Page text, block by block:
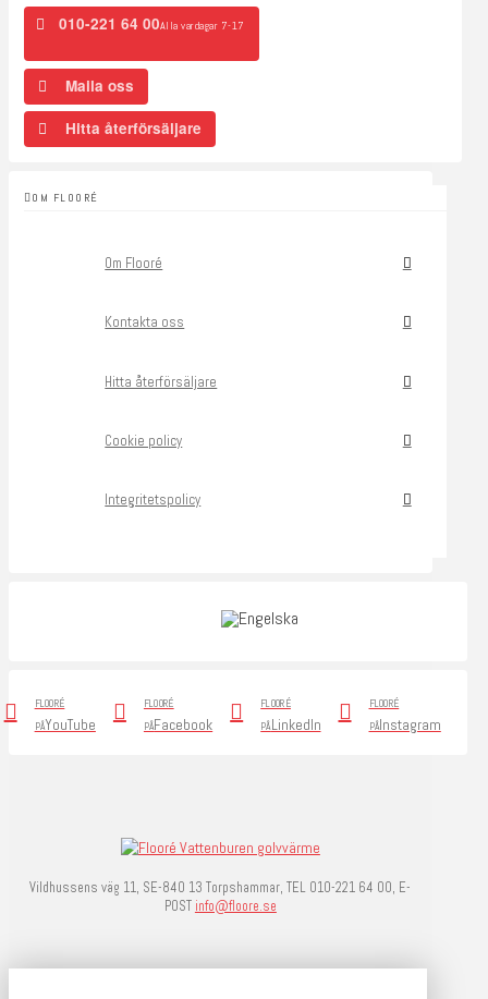
010-221 64 00Alla vardagar 7-17
Maila oss
Hitta återförsäljare
OM FLOORÉ
Om Flooré
Kontakta oss
Hitta återförsäljare
Cookie policy
Integritetspolicy
FLOORÉ
PÅYouTube
FLOORÉ
PÅFacebook
FLOORÉ
PÅLinkedIn
FLOORÉ
PÅInstagram
Vildhussens väg 11, SE-840 13 Torpshammar, TEL 010-221 64 00, E-
POST info@floore.se